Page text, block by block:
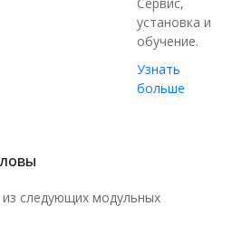
установка и
обучение.
Узнать
больше
следующих модульных